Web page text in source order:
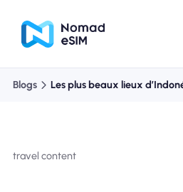
Blogs Les plus beaux lieux
travel content